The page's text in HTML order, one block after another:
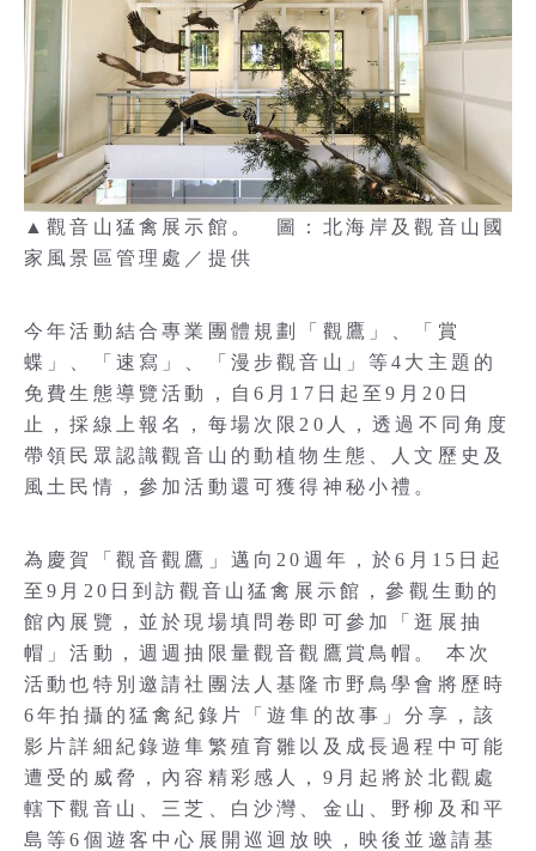
▲觀音山猛禽展示館。 圖：北海岸及觀音山國
家風景區管理處／提供
今年活動結合專業團體規劃「觀鷹」、「賞
蝶」、「速寫」、「漫步觀音山」等4大主題的
免費生態導覽活動，自6月17日起至9月20日
止，採線上報名，每場次限20人，透過不同角度
帶領民眾認識觀音山的動植物生態、人文歷史及
風土民情，參加活動還可獲得神秘小禮。
為慶賀「觀音觀鷹」邁向20週年，於6月15日起
至9月20日到訪觀音山猛禽展示館，參觀生動的
館內展覽，並於現場填問卷即可參加「逛展抽
帽」活動，週週抽限量觀音觀鷹賞鳥帽。 本次
活動也特別邀請社團法人基隆市野鳥學會將歷時
6年拍攝的猛禽紀錄片「遊隼的故事」分享，該
影片詳細紀錄遊隼繁殖育雛以及成長過程中可能
遭受的威脅，內容精彩感人，9月起將於北觀處
轄下觀音山、三芝、白沙灣、金山、野柳及和平
島等6個遊客中心展開巡迴放映，映後並邀請基